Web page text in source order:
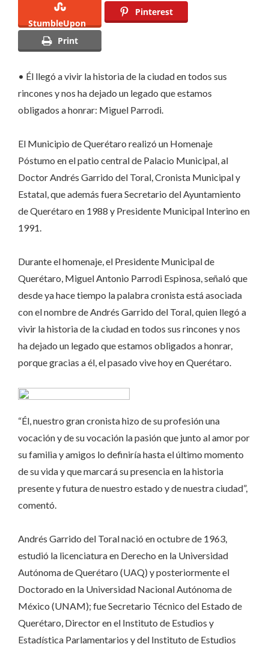
StumbleUpon
Pinterest
Print
• Él llegó a vivir la historia de la ciudad en todos sus
rincones y nos ha dejado un legado que estamos
obligados a honrar: Miguel Parrodi.
El Municipio de Querétaro realizó un Homenaje
Póstumo en el patio central de Palacio Municipal, al
Doctor Andrés Garrido del Toral, Cronista Municipal y
Estatal, que además fuera Secretario del Ayuntamiento
de Querétaro en 1988 y Presidente Municipal Interino en
1991.
Durante el homenaje, el Presidente Municipal de
Querétaro, Miguel Antonio Parrodi Espinosa, señaló que
desde ya hace tiempo la palabra cronista está asociada
con el nombre de Andrés Garrido del Toral, quien llegó a
vivir la historia de la ciudad en todos sus rincones y nos
ha dejado un legado que estamos obligados a honrar,
porque gracias a él, el pasado vive hoy en Querétaro.
“Él, nuestro gran cronista hizo de su profesión una
vocación y de su vocación la pasión que junto al amor por
su familia y amigos lo definiría hasta el último momento
de su vida y que marcará su presencia en la historia
presente y futura de nuestro estado y de nuestra ciudad”,
comentó.
Andrés Garrido del Toral nació en octubre de 1963,
estudió la licenciatura en Derecho en la Universidad
Autónoma de Querétaro (UAQ) y posteriormente el
Doctorado en la Universidad Nacional Autónoma de
México (UNAM); fue Secretario Técnico del Estado de
Querétaro, Director en el Instituto de Estudios y
Estadística Parlamentarios y del Instituto de Estudios